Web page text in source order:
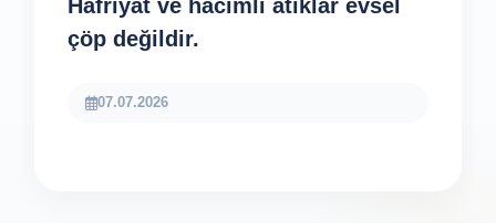
Hafriyat ve hacimli atıklar evsel
çöp değildir.
07.07.2026